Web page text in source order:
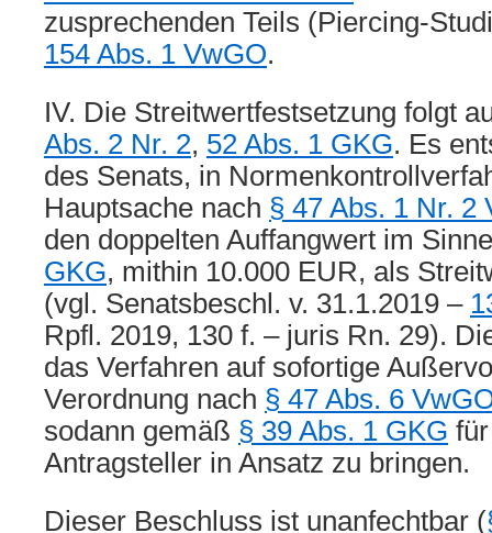
zusprechenden Teils (Piercing-
154 Abs. 1 VwGO.
IV. Die Streitwertfestsetzung folgt
Abs. 2 Nr. 2, 52 Abs. 1 GKG. Es
des Senats, in
Hauptsache nach § 47 Abs. 1 Nr. 2
den doppelten Auffangwert im
GKG, mithin 10.000 EUR, als
(vgl. Senatsbeschl. v. 31.1.2019 –
Rpfl. 2019, 130 f. – juris Rn. 29).
das Verfahren auf sofortige
Verordnung nach § 47 Abs. 6
sodann gemäß § 39 Abs. 1 GKG
Antragsteller in Ansatz zu bringen.
Dieser Beschluss ist unanfechtbar (